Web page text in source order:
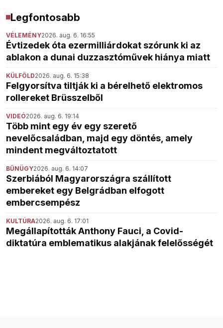
Legfontosabb
VÉLEMÉNY2026. aug. 6. 16:55
Évtizedek óta ezermilliárdokat szórunk ki az
ablakon a dunai duzzasztóművek hiánya miatt
KÜLFÖLD2026. aug. 6. 15:38
Felgyorsítva tiltják ki a bérelhető elektromos
rollereket Brüsszelből
VIDEÓ2026. aug. 6. 19:14
Több mint egy év egy szerető
nevelőcsaládban, majd egy döntés, amely
mindent megváltoztatott
BŰNÜGY2026. aug. 6. 14:07
Szerbiából Magyarországra szállított
embereket egy Belgrádban elfogott
embercsempész
KULTÚRA2026. aug. 6. 17:01
Megállapították Anthony Fauci, a Covid-
diktatúra emblematikus alakjának felelősségét